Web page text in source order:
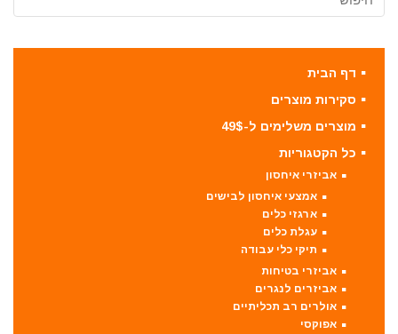
דף הבית
סקירות מוצרים
מוצרים משלימים ל-49$
כל הקטגוריות
אביזרי איחסון
אמצעי איחסון לבישים
ארגזי כלים
עגלת כלים
תיקי כלי עבודה
אביזרי בטיחות
אביזרים לנגרים
אולרים רב תכליתיים
אפוקסי